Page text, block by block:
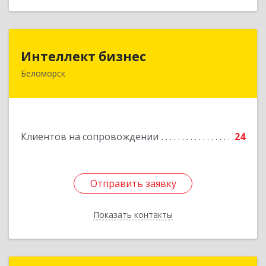
Интеллект бизнес
Беломорск
Клиентов на сопровождении 24
Отправить заявку
Показать контакты
Отправить заявку
Назад